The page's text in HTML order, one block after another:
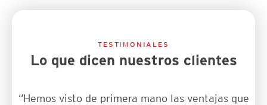
TESTIMONIALES
Lo que dicen nuestros clientes
“Hemos visto de primera mano las ventajas que